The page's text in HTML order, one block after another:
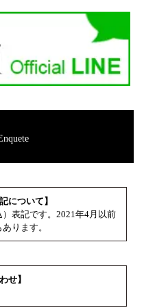
について】
表記です。2021年4月以前
ります。
せ】